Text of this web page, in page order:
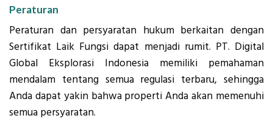
Peraturan
Peraturan dan persyaratan hukum berkaitan dengan
Sertifikat Laik Fungsi dapat menjadi rumit. PT. Digital
Global Eksplorasi Indonesia memiliki pemahaman
mendalam tentang semua regulasi terbaru, sehingga
Anda dapat yakin bahwa properti Anda akan memenuhi
semua persyaratan.